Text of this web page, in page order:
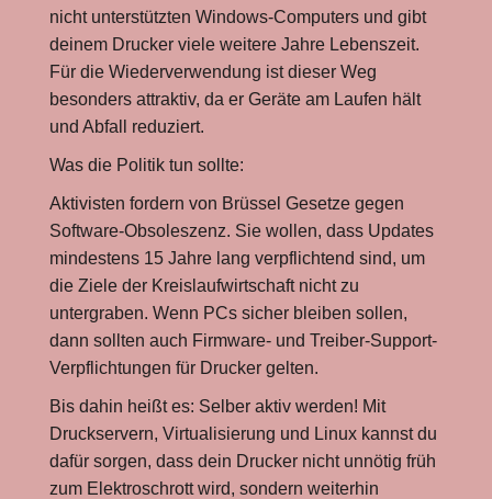
nicht unterstützten Windows-Computers und gibt
deinem Drucker viele weitere Jahre Lebenszeit.
Für die Wiederverwendung ist dieser Weg
besonders attraktiv, da er Geräte am Laufen hält
und Abfall reduziert.
Was die Politik tun sollte:
Aktivisten fordern von Brüssel Gesetze gegen
Software-Obsoleszenz. Sie wollen, dass Updates
mindestens 15 Jahre lang verpflichtend sind, um
die Ziele der Kreislaufwirtschaft nicht zu
untergraben. Wenn PCs sicher bleiben sollen,
dann sollten auch Firmware- und Treiber-Support-
Verpflichtungen für Drucker gelten.
Bis dahin heißt es: Selber aktiv werden! Mit
Druckservern, Virtualisierung und Linux kannst du
dafür sorgen, dass dein Drucker nicht unnötig früh
zum Elektroschrott wird, sondern weiterhin